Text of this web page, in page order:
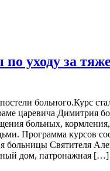
уходу за
больного.Курс
царевича Димитрия
больных,
Программа курсов
больницы Святителя
дом, патронажная […]